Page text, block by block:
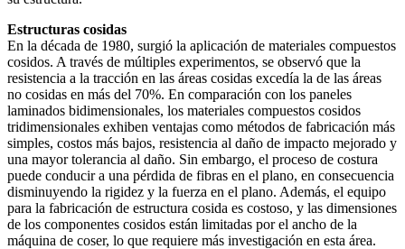
Estructuras cosidas
En la década de 1980, surgió la aplicación de materiales compuestos
cosidos. A través de múltiples experimentos, se observó que la
resistencia a la tracción en las áreas cosidas excedía la de las áreas
no cosidas en más del 70%. En comparación con los paneles
laminados bidimensionales, los materiales compuestos cosidos
tridimensionales exhiben ventajas como métodos de fabricación más
simples, costos más bajos, resistencia al daño de impacto mejorado y
una mayor tolerancia al daño. Sin embargo, el proceso de costura
puede conducir a una pérdida de fibras en el plano, en consecuencia
disminuyendo la rigidez y la fuerza en el plano. Además, el equipo
para la fabricación de estructura cosida es costoso, y las dimensiones
de los componentes cosidos están limitadas por el ancho de la
máquina de coser, lo que requiere más investigación en esta área.